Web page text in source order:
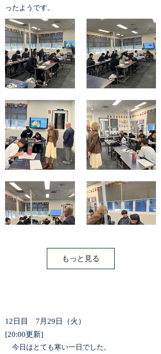
ったようです。
もっと見る
12日目 7月29日（火）
[20:00更新]
今日はとても寒い一日でした。